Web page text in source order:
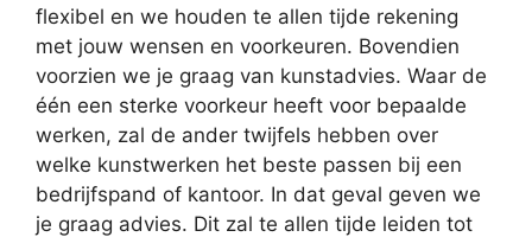
flexibel en we houden te allen tijde rekening
met jouw wensen en voorkeuren. Bovendien
voorzien we je graag van kunstadvies. Waar de
één een sterke voorkeur heeft voor bepaalde
werken, zal de ander twijfels hebben over
welke kunstwerken het beste passen bij een
bedrijfspand of kantoor. In dat geval geven we
je graag advies. Dit zal te allen tijde leiden tot